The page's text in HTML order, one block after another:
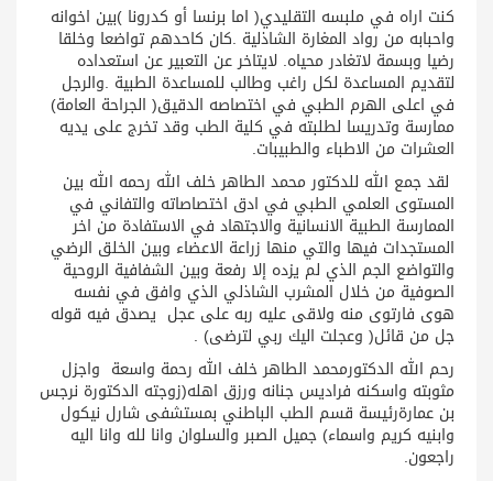
كنت اراه في ملبسه التقليدي( اما برنسا أو كدرونا )بين اخوانه
واحبابه من رواد المغارة الشاذلية .كان كاحدهم تواضعا وخلقا
رضيا وبسمة لاتغادر محياه. لايتاخر عن التعبير عن استعداده
لتقديم المساعدة لكل راغب وطالب للمساعدة الطبية .والرجل
في اعلى الهرم الطبي في اختصاصه الدقيق( الجراحة العامة)
ممارسة وتدريسا لطلبته في كلية الطب وقد تخرج على يديه
العشرات من الاطباء والطبيبات.
لقد جمع الله للدكتور محمد الطاهر خلف الله رحمه الله بين
المستوى العلمي الطبي في ادق اختصاصاته والتفاني في
الممارسة الطبية الانسانية والاجتهاد في الاستفادة من اخر
المستجدات فيها والتي منها زراعة الاعضاء وبين الخلق الرضي
والتواضع الجم الذي لم يزده إلا رفعة وبين الشفافية الروحية
الصوفية من خلال المشرب الشاذلي الذي وافق في نفسه
هوى فارتوى منه ولاقى عليه ربه على عجل يصدق فيه قوله
جل من قائل( وعجلت اليك ربي لترضى) .
رحم الله الدكتورمحمد الطاهر خلف الله رحمة واسعة واجزل
مثوبته واسكنه فراديس جنانه ورزق اهله(زوجته الدكتورة نرجس
بن عمارةرئيسة قسم الطب الباطني بمستشفى شارل نيكول
وابنيه كريم واسماء) جميل الصبر والسلوان وانا لله وانا اليه
راجعون.